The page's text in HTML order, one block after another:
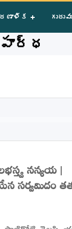
Bhagawad Gita - Bhakti
పార్ధ
నన్యయ |
సర్వమిదం